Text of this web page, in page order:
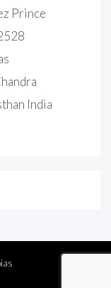
Prince
India